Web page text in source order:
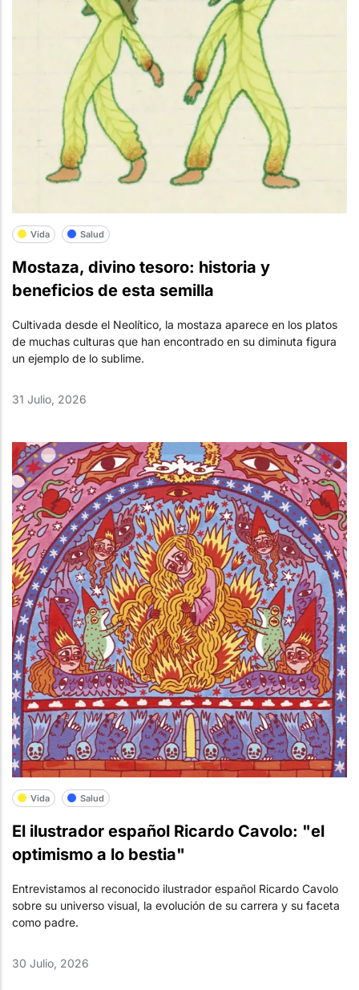
Vida Salud
Mostaza, divino tesoro: historia y
beneficios de esta semilla
Cultivada desde el Neolítico, la mostaza aparece en los platos
de muchas culturas que han encontrado en su diminuta figura
un ejemplo de lo sublime.
31 Julio, 2026
Vida Salud
El ilustrador español Ricardo Cavolo: "el
optimismo a lo bestia"
Entrevistamos al reconocido ilustrador español Ricardo Cavolo
sobre su universo visual, la evolución de su carrera y su faceta
como padre.
30 Julio, 2026